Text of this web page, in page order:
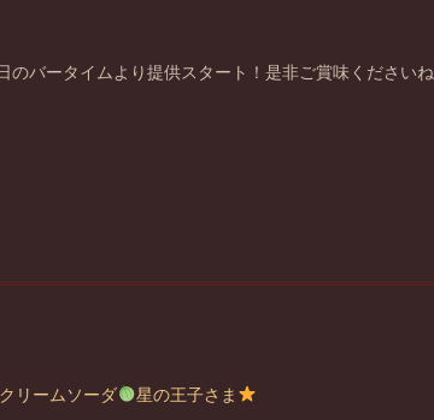
のバータイムより提供スタート！是非ご賞味くださいね
リームソーダ 星の王子さま